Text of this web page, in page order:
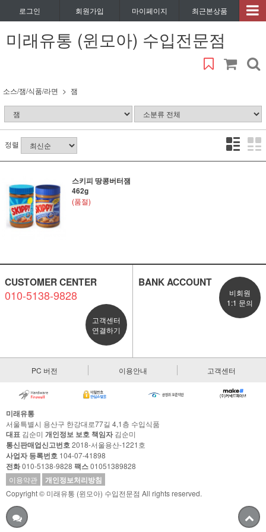
로그인 회원가입 마이페이지 최근본상품
미래유통 (윈모아) 수입전문점
소스/잼/식품/라면 잼
정렬
스키피 땅콩버터잼
462g
(품절)
CUSTOMER CENTER
010-5138-9828
고객센터
연결하기
BANK ACCOUNT
비회원
1:1 문의
PC 버전 이용안내 고객센터
미래유통
서울특별시 용산구 한강대로77길 4,1층 수입식품
대표 김순미 개인정보 보호 책임자김순미
통신판매업신고번호2018-서울용산-1221호
사업자 등록번호 104-07-41898
전화010-5138-9828 팩스01051389828
이용약관
개인정보처리방침
Copyright © 미래유통 (윈모아) 수입전문점 All rights reserved.